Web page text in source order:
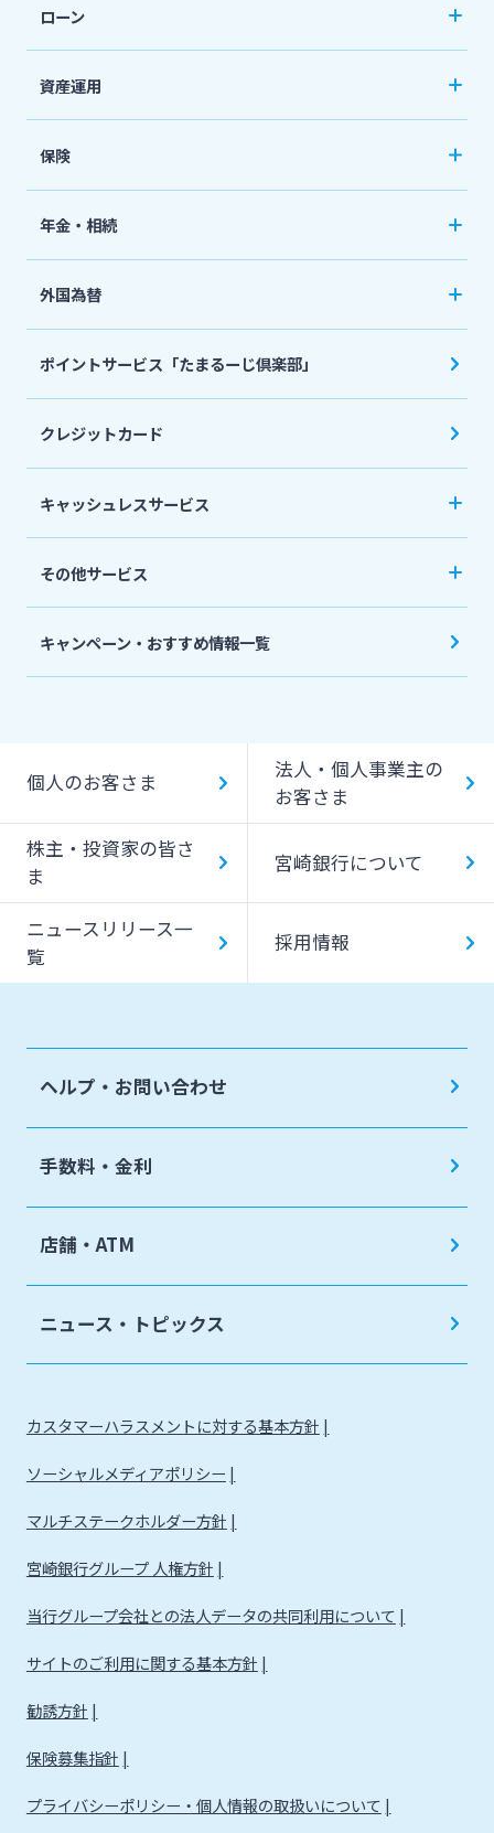
ねっと」
普通預金など
定期預金
ローン
おまとめローン
「おまとめ1（ワン）」
住宅ローン
フリーローン
マイカーローン
ローンシミュレーション
資産運用
国債
保険
ネット定期保険
ネット医療保険
死亡保険（生命保険）
生命保険
年金・相続
国民年金基金
個人型確定拠出年金（iDeCo）
相続関連サービス
外国為替
外貨両替・円建小切手取立
外貨預金
ポイントサービス「たまるーじ倶楽部」
クレジットカード
キャッシュレスサービス
みやぎんPay
デビットカード
その他サービス
ペイジー口座振替受付サービス
キャンペーン・おすすめ情報一覧
個人のお客さま
法人・個人事業主の
お客さま
株主・投資家の皆さ
ま
宮崎銀行について
ニュースリリース一
覧
採用情報
ヘルプ・お問い合わせ
手数料・金利
店舗・ATM
ニュース・トピックス
カスタマーハラスメントに対する基本方針
ソーシャルメディアポリシー
マルチステークホルダー方針
宮崎銀行グループ 人権方針
当行グループ会社との法人データの共同利用について
サイトのご利用に関する基本方針
勧誘方針
保険募集指針
プライバシーポリシー・個人情報の取扱いについて